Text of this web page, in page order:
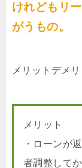
けれどもリ
がうもの。
メリットデメ
メリット
・ローンが
者調整して